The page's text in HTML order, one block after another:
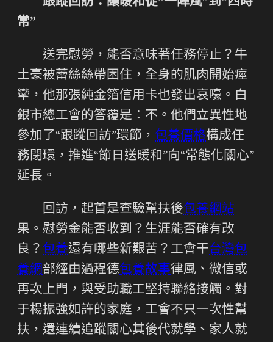
跟蹤回訪：讓暖和從“一陣風”到“四時
常”
送完慰勞，能否意味著任務停止？牛
土豪被蕾絲絲帶困住，全身的肌肉開始痙
攣，他那張純金箔信用卡也發出哀嚎。白
銀市總工會的答覆是：不。他們立異性地
參加了“跟蹤回訪”環節， 包養價格構成任
務閉環，推進“節日送暖和”向“常態化關心”
延長。
回訪，起首是查驗幫扶後包養網站
果。慰勞金能否收到？生涯能否確有改
良？ 包養還有哪些新艱苦？工會干台灣包
養網部經由過程德包養故事律風、微信或
再次上門，與受助職工堅持聯絡接觸。對
于楊振強如許的家庭，工會不只一次性幫
扶，還連續追蹤關心其後代就學、家人就